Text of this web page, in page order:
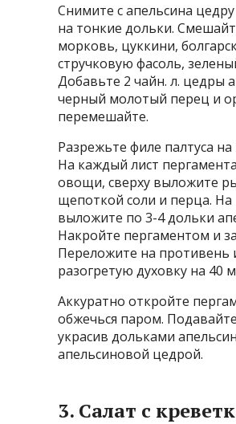
Снимите с апельсина
на тонкие дольки.
морковь, цуккини,
стручковую фасоль,
Добавьте 2 чайн. л. цедры
черный молотый перец и
перемешайте.
Разрежьте филе палтуса
На каждый лист
овощи, сверху выложите
щепоткой соли и перца. На
выложите по 3-4 дольки
Накройте пергаментом и
Переложите на противень
разогретую духовку на 40
Аккуратно откройте
обжечься паром.
украсив дольками
апельсиновой цедрой.
3. Салат с